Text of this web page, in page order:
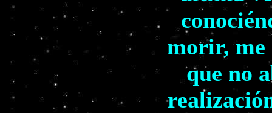
morir, me
que no